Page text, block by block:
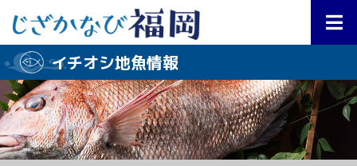
イチオシ地魚情報